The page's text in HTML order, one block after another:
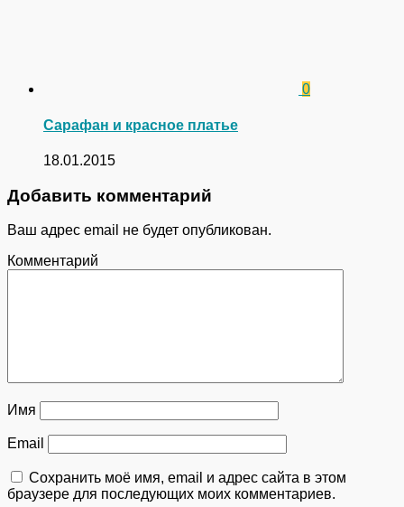
0
Сарафан и красное платье
18.01.2015
Добавить комментарий
Ваш адрес email не будет опубликован.
Комментарий
Имя
Email
Сохранить моё имя, email и адрес сайта в этом
браузере для последующих моих комментариев.